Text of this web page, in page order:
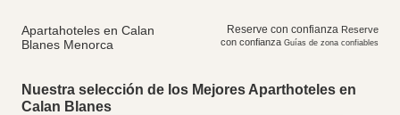
Apartahoteles en Calan
Blanes Menorca
Reserve con confianza Reserve
con confianza Guías de zona confiables
Nuestra selección de los Mejores Aparthoteles en
Calan Blanes